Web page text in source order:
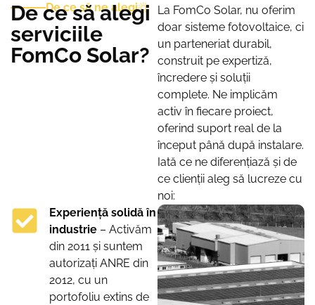
De ce să ne alegi
De ce să alegi
serviciile
FomCo Solar?
La FomCo Solar, nu oferim
doar sisteme fotovoltaice, ci
un parteneriat durabil,
construit pe expertiză,
încredere și soluții
complete. Ne implicăm
activ în fiecare proiect,
oferind suport real de la
început până după instalare.
Iată ce ne diferențiază și de
ce clienții aleg să lucreze cu
noi:
Experiență solidă în
industrie – Activăm
din 2011 și suntem
autorizați ANRE din
2012, cu un
portofoliu extins de